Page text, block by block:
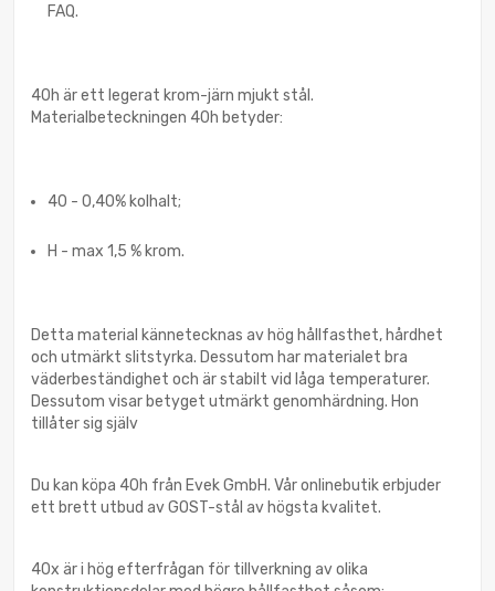
FAQ.
40h är ett legerat krom-järn mjukt stål.
Materialbeteckningen 40h betyder:
40 - 0,40% kolhalt;
H - max 1,5 % krom.
Detta material kännetecknas av hög hållfasthet, hårdhet
och utmärkt slitstyrka. Dessutom har materialet bra
väderbeständighet och är stabilt vid låga temperaturer.
Dessutom visar betyget utmärkt genomhärdning. Hon
tillåter sig själv
Du kan köpa 40h från Evek GmbH. Vår onlinebutik erbjuder
ett brett utbud av GOST-stål av högsta kvalitet.
40x är i hög efterfrågan för tillverkning av olika